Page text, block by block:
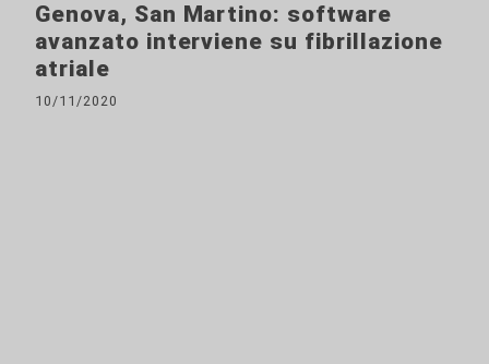
Genova, San Martino: software
avanzato interviene su fibrillazione
atriale
10/11/2020